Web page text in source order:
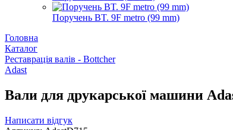
Поручень BT. 9F metro (99 mm)
Головна
Каталог
Реставрація валів - Bottcher
Adast
Вали для друкарської машини
Написати відгук